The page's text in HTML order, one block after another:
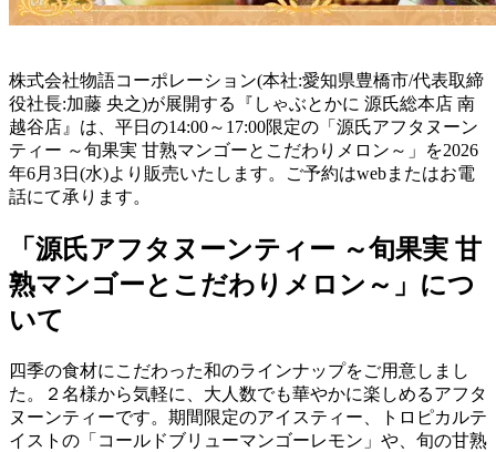
株式会社物語コーポレーション(本社:愛知県豊橋市/代表取締
役社長:加藤 央之)が展開する『しゃぶとかに 源氏総本店 南
越谷店』は、平日の14:00～17:00限定の「源氏アフタヌーン
ティー ～旬果実 甘熟マンゴーとこだわりメロン～」を2026
年6月3日(水)より販売いたします。ご予約はwebまたはお電
話にて承ります。
「源氏アフタヌーンティー ～旬果実 甘
熟マンゴーとこだわりメロン～」につ
いて
四季の食材にこだわった和のラインナップをご用意しまし
た。２名様から気軽に、大人数でも華やかに楽しめるアフタ
ヌーンティーです。期間限定のアイスティー、トロピカルテ
イストの「コールドブリューマンゴーレモン」や、旬の甘熟